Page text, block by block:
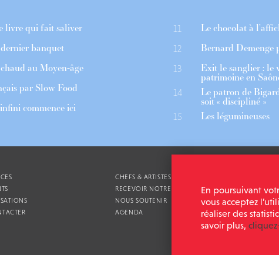
livre qui fait saliver
banquet
au Moyen-âge
par Slow Food
commence ici
11 Le chocolat à
12 Bernard Demenge
13 Exit le sanglier : le
patrimoine en
14 Le patron de
soit « discipliné »
15 Les légumineuses
CHEFS & ARTISTES ASSOCIÉS
RECEVOIR NOTRE NEWSLETTER
NOUS SOUTENIR
AGENDA
En poursuivant
vous acceptez
réaliser des
savoir plus,